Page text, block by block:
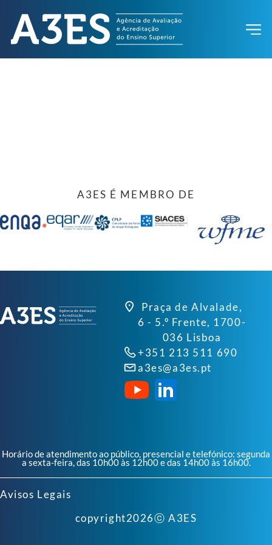
A3ES É MEMBRO DE
Praça de Alvalade,
6 - 5.º Frente, 1700-
036 Lisboa
+351 213 511 690
a3es@a3es.pt
Horário de atendimento ao público, presencial e telefónico: segunda
a sexta-feira, das 10h00 às 12h00 e das 14h00 às 16h00.
Avisos Legais
copyright2026ⓒ A3ES